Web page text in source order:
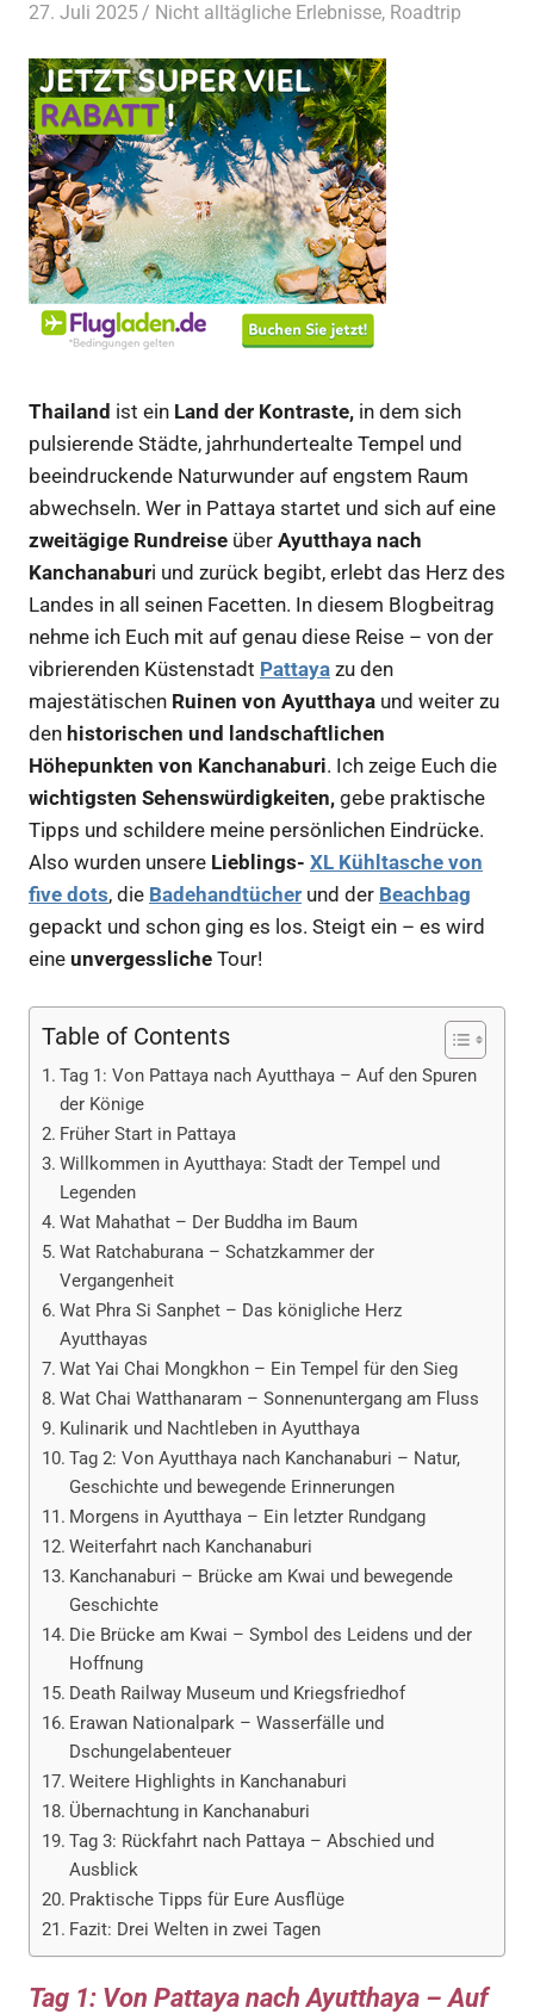
27. Juli 2025 Bruno Müller
Nicht alltägliche Erlebnisse, Roadtrip
Thailand ist ein Land der Kontraste, in dem sich
pulsierende Städte, jahrhundertealte Tempel und
beeindruckende Naturwunder auf engstem Raum
abwechseln. Wer in Pattaya startet und sich auf eine
zweitägige Rundreise über Ayutthaya nach
Kanchanaburi und zurück begibt, erlebt das Herz des
Landes in all seinen Facetten. In diesem Blogbeitrag
nehme ich Euch mit auf genau diese Reise – von der
vibrierenden Küstenstadt Pattaya zu den
majestätischen Ruinen von Ayutthaya und weiter zu
den historischen und landschaftlichen
Höhepunkten von Kanchanaburi. Ich zeige Euch die
wichtigsten Sehenswürdigkeiten, gebe praktische
Tipps und schildere meine persönlichen Eindrücke.
Also wurden unsere Lieblings- XL Kühltasche von
five dots, die Badehandtücher und der Beachbag
gepackt und schon ging es los. Steigt ein – es wird
eine unvergessliche Tour!
Table of Contents
Tag 1: Von Pattaya nach Ayutthaya – Auf den Spuren
der Könige
Früher Start in Pattaya
Willkommen in Ayutthaya: Stadt der Tempel und
Legenden
Wat Mahathat – Der Buddha im Baum
Wat Ratchaburana – Schatzkammer der
Vergangenheit
Wat Phra Si Sanphet – Das königliche Herz
Ayutthayas
Wat Yai Chai Mongkhon – Ein Tempel für den Sieg
Wat Chai Watthanaram – Sonnenuntergang am Fluss
Kulinarik und Nachtleben in Ayutthaya
Tag 2: Von Ayutthaya nach Kanchanaburi – Natur,
Geschichte und bewegende Erinnerungen
Morgens in Ayutthaya – Ein letzter Rundgang
Weiterfahrt nach Kanchanaburi
Kanchanaburi – Brücke am Kwai und bewegende
Geschichte
Die Brücke am Kwai – Symbol des Leidens und der
Hoffnung
Death Railway Museum und Kriegsfriedhof
Erawan Nationalpark – Wasserfälle und
Dschungelabenteuer
Weitere Highlights in Kanchanaburi
Übernachtung in Kanchanaburi
Tag 3: Rückfahrt nach Pattaya – Abschied und
Ausblick
Praktische Tipps für Eure Ausflüge
Fazit: Drei Welten in zwei Tagen
Tag 1: Von Pattaya nach Ayutthaya – Auf